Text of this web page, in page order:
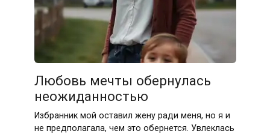
Любовь мечты обернулась
неожиданностью
Избранник мой оставил жену ради меня, но я и
не предполагала, чем это обернется. Увлеклась